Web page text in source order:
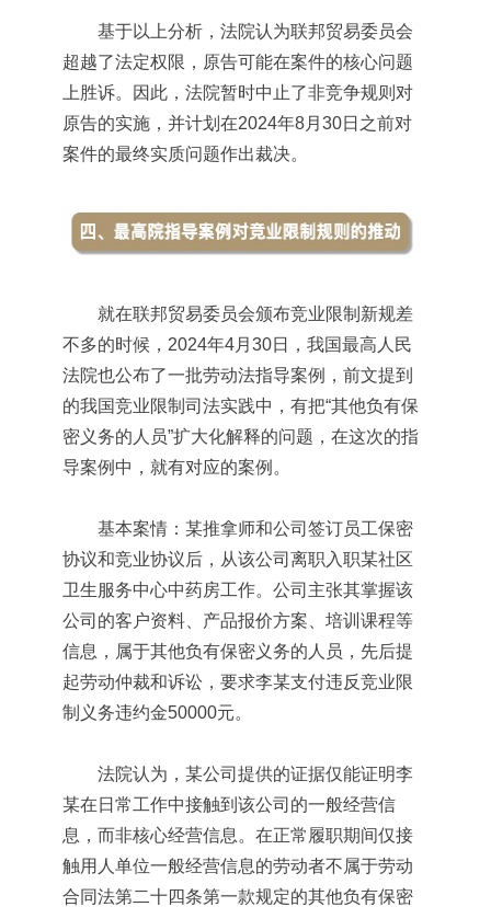
基于以上分析，法院认为联邦贸易委员会
超越了法定权限，原告可能在案件的核心问题
上胜诉。因此，法院暂时中止了非竞争规则对
原告的实施，并计划在2024年8月30日之前对
案件的最终实质问题作出裁决。
就在联邦贸易委员会颁布竞业限制新规差
不多的时候，2024年4月30日，我国最高人民
法院也公布了一批劳动法指导案例，前文提到
的我国竞业限制司法实践中，有把“其他负有保
密义务的人员”扩大化解释的问题，在这次的指
导案例中，就有对应的案例。
基本案情：某推拿师和公司签订员工保密
协议和竞业协议后，从该公司离职入职某社区
卫生服务中心中药房工作。公司主张其掌握该
公司的客户资料、产品报价方案、培训课程等
信息，属于其他负有保密义务的人员，先后提
起劳动仲裁和诉讼，要求李某支付违反竞业限
制义务违约金50000元。
法院认为，某公司提供的证据仅能证明李
某在日常工作中接触到该公司的一般经营信
息，而非核心经营信息。在正常履职期间仅接
触用人单位一般经营信息的劳动者不属于劳动
合同法第二十四条第一款规定的其他负有保密